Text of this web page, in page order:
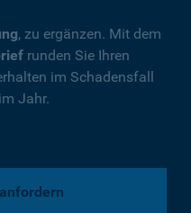
, zu ergänzen. Mit dem
runden Sie Ihren
im Schadensfall
Jahr.